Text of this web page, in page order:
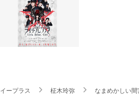
イープラス 柾木玲弥 なまめかしい